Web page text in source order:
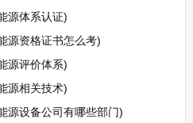
源体系认证)
源资格证书怎么考)
源评价体系)
源相关技术)
源设备公司有哪些部门)